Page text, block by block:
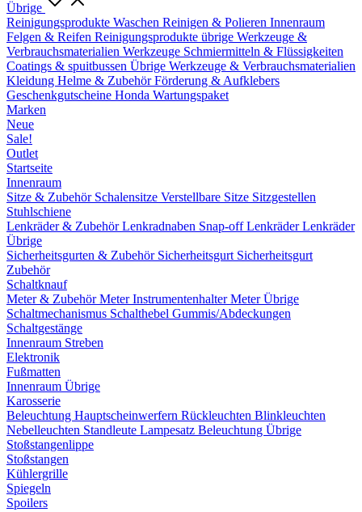
Übrige
Reinigungsprodukte Waschen Reinigen & Polieren Innenraum
Felgen & Reifen Reinigungsprodukte übrige Werkzeuge &
Verbrauchsmaterialien Werkzeuge Schmiermitteln & Flüssigkeiten
Coatings & spuitbussen Übrige Werkzeuge & Verbrauchsmaterialien
Kleidung Helme & ZubehörFörderung & Aufklebers
Geschenkgutscheine Honda Wartungspaket
Marken
Neue
Sale!
Outlet
Startseite
Innenraum
Sitze & Zubehör Schalensitze Verstellbare Sitze Sitzgestellen
Stuhlschiene
Lenkräder & ZubehörLenkradnaben Snap-offLenkräderLenkräder
Übrige
Sicherheitsgurten & Zubehör Sicherheitsgurt Sicherheitsgurt
Zubehör
Schaltknauf
Meter & ZubehörMeterInstrumentenhalterMeter Übrige
Schaltmechanismus Schalthebel Gummis/Abdeckungen
Schaltgestänge
Innenraum Streben
Elektronik
Fußmatten
Innenraum Übrige
Karosserie
Beleuchtung Hauptscheinwerfern Rückleuchten Blinkleuchten
Nebelleuchten Standleute Lampesatz Beleuchtung Übrige
Stoßstangenlippe
Stoßstangen
Kühlergrille
Spiegeln
Spoilers